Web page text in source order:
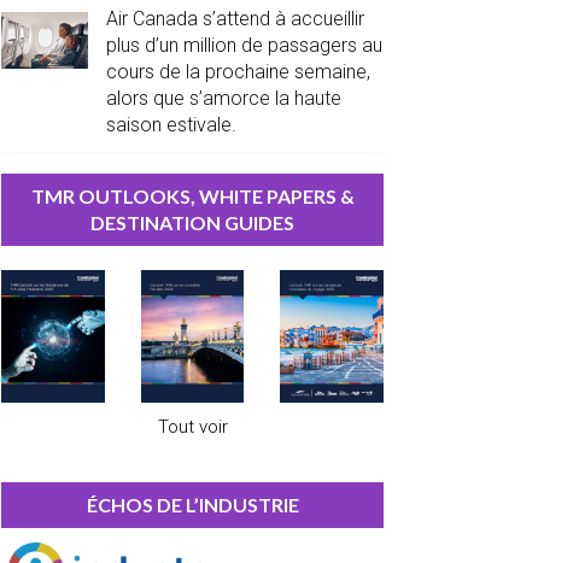
Air Canada s’attend à accueillir
plus d’un million de passagers au
cours de la prochaine semaine,
alors que s’amorce la haute
saison estivale.
TMR OUTLOOKS, WHITE PAPERS &
DESTINATION GUIDES
Tout voir
ÉCHOS DE L’INDUSTRIE